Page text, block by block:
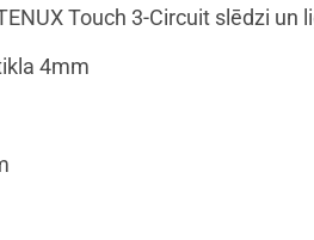
Touch 3-Circuit slēdzi un
4mm